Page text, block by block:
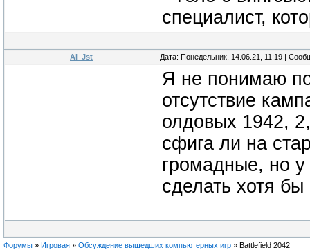
специалист,
Al_Jst Дата: Понедельник, 14.06.21, 11:19 |
Я не понимаю
отсутствие
олдовых 1942,
сфига ли на
громадные, но
сделать хотя
Форумы » Игровая » Обсуждение вышедших компьютерных игр » Battlefield 2042